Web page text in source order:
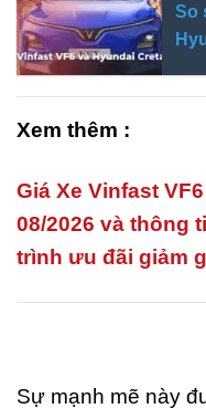
So
Xem thêm :
Giá Xe Vinfast
08/2026 và thông
trình ưu đãi giảm
Sự mạnh mẽ này